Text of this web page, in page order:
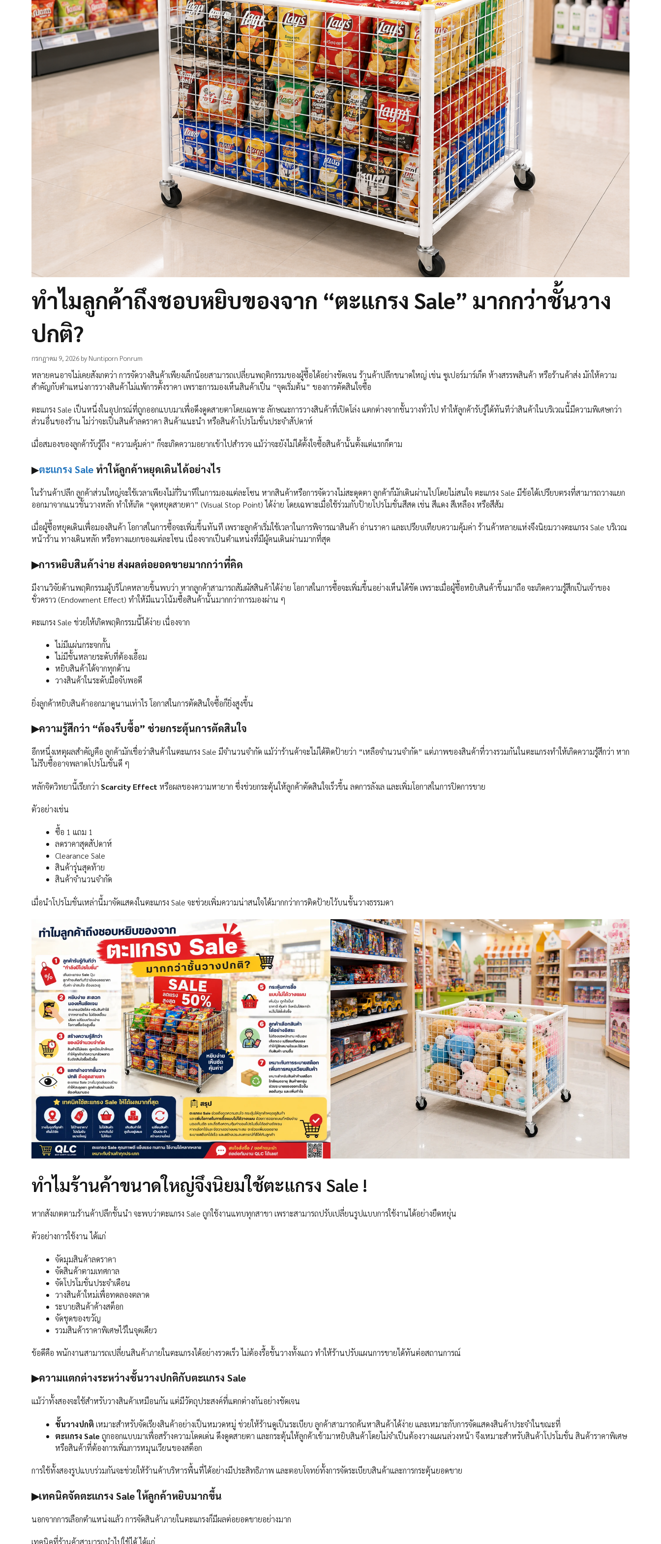
ทำไมลูกค้าถึงชอบหยิบของจาก “ตะแกรง Sale” มากกว่าชั้นวาง
ปกติ?
กรกฎาคม 9, 2026 by Nuntiporn Ponrum
หลายคนอาจไม่เคยสังเกตว่า การจัดวางสินค้าเพียงเล็กน้อยสามารถเปลี่ยนพฤติกรรมของผู้ซื้อได้อย่างชัดเจน ร้านค้าปลีกขนาดใหญ่ เช่น ซูเปอร์มาร์เก็ต ห้างสรรพสินค้า หรือร้านค้าส่ง มักให้ความ
สำคัญกับตำแหน่งการวางสินค้าไม่แพ้การตั้งราคา เพราะการมองเห็นสินค้าเป็น “จุดเริ่มต้น” ของการตัดสินใจซื้อ
ตะแกรง Sale เป็นหนึ่งในอุปกรณ์ที่ถูกออกแบบมาเพื่อดึงดูดสายตาโดยเฉพาะ ลักษณะการวางสินค้าที่เปิดโล่ง แตกต่างจากชั้นวางทั่วไป ทำให้ลูกค้ารับรู้ได้ทันทีว่าสินค้าในบริเวณนี้มีความพิเศษกว่า
ส่วนอื่นของร้าน ไม่ว่าจะเป็นสินค้าลดราคา สินค้าแนะนำ หรือสินค้าโปรโมชั่นประจำสัปดาห์
เมื่อสมองของลูกค้ารับรู้ถึง “ความคุ้มค่า” ก็จะเกิดความอยากเข้าไปสำรวจ แม้ว่าจะยังไม่ได้ตั้งใจซื้อสินค้านั้นตั้งแต่แรกก็ตาม
▶ตะแกรง Sale ทำให้ลูกค้าหยุดเดินได้อย่างไร
ในร้านค้าปลีก ลูกค้าส่วนใหญ่จะใช้เวลาเพียงไม่กี่วินาทีในการมองแต่ละโซน หากสินค้าหรือการจัดวางไม่สะดุดตา ลูกค้าก็มักเดินผ่านไปโดยไม่สนใจ ตะแกรง Sale มีข้อได้เปรียบตรงที่สามารถวางแยก
ออกมาจากแนวชั้นวางหลัก ทำให้เกิด “จุดหยุดสายตา” (Visual Stop Point) ได้ง่าย โดยเฉพาะเมื่อใช้ร่วมกับป้ายโปรโมชั่นสีสด เช่น สีแดง สีเหลือง หรือสีส้ม
เมื่อผู้ซื้อหยุดเดินเพื่อมองสินค้า โอกาสในการซื้อจะเพิ่มขึ้นทันที เพราะลูกค้าเริ่มใช้เวลาในการพิจารณาสินค้า อ่านราคา และเปรียบเทียบความคุ้มค่า ร้านค้าหลายแห่งจึงนิยมวางตะแกรง Sale บริเวณ
หน้าร้าน ทางเดินหลัก หรือทางแยกของแต่ละโซน เนื่องจากเป็นตำแหน่งที่มีผู้คนเดินผ่านมากที่สุด
▶การหยิบสินค้าง่าย ส่งผลต่อยอดขายมากกว่าที่คิด
มีงานวิจัยด้านพฤติกรรมผู้บริโภคหลายชิ้นพบว่า หากลูกค้าสามารถสัมผัสสินค้าได้ง่าย โอกาสในการซื้อจะเพิ่มขึ้นอย่างเห็นได้ชัด เพราะเมื่อผู้ซื้อหยิบสินค้าขึ้นมาถือ จะเกิดความรู้สึกเป็นเจ้าของ
ชั่วคราว (Endowment Effect) ทำให้มีแนวโน้มซื้อสินค้านั้นมากกว่าการมองผ่าน ๆ
ตะแกรง Sale ช่วยให้เกิดพฤติกรรมนี้ได้ง่าย เนื่องจาก
ไม่มีแผ่นกระจกกั้น
ไม่มีชั้นหลายระดับที่ต้องเอื้อม
หยิบสินค้าได้จากทุกด้าน
วางสินค้าในระดับมือจับพอดี
ยิ่งลูกค้าหยิบสินค้าออกมาดูนานเท่าไร โอกาสในการตัดสินใจซื้อก็ยิ่งสูงขึ้น
▶ความรู้สึกว่า “ต้องรีบซื้อ” ช่วยกระตุ้นการตัดสินใจ
อีกหนึ่งเหตุผลสำคัญคือ ลูกค้ามักเชื่อว่าสินค้าในตะแกรง Sale มีจำนวนจำกัด แม้ว่าร้านค้าจะไม่ได้ติดป้ายว่า “เหลือจำนวนจำกัด” แต่ภาพของสินค้าที่วางรวมกันในตะแกรงทำให้เกิดความรู้สึกว่า หาก
ไม่รีบซื้ออาจพลาดโปรโมชั่นดี ๆ
หลักจิตวิทยานี้เรียกว่า Scarcity Effect หรือผลของความหายาก ซึ่งช่วยกระตุ้นให้ลูกค้าตัดสินใจเร็วขึ้น ลดการลังเล และเพิ่มโอกาสในการปิดการขาย
ตัวอย่างเช่น
ซื้อ 1 แถม 1
ลดราคาสุดสัปดาห์
Clearance Sale
สินค้ารุ่นสุดท้าย
สินค้าจำนวนจำกัด
เมื่อนำโปรโมชั่นเหล่านี้มาจัดแสดงในตะแกรง Sale จะช่วยเพิ่มความน่าสนใจได้มากกว่าการติดป้ายไว้บนชั้นวางธรรมดา
ทำไมร้านค้าขนาดใหญ่จึงนิยมใช้ตะแกรง Sale !
หากสังเกตตามร้านค้าปลีกชั้นนำ จะพบว่าตะแกรง Sale ถูกใช้งานแทบทุกสาขา เพราะสามารถปรับเปลี่ยนรูปแบบการใช้งานได้อย่างยืดหยุ่น
ตัวอย่างการใช้งาน ได้แก่
จัดมุมสินค้าลดราคา
จัดสินค้าตามเทศกาล
จัดโปรโมชั่นประจำเดือน
วางสินค้าใหม่เพื่อทดลองตลาด
ระบายสินค้าค้างสต็อก
จัดชุดของขวัญ
รวมสินค้าราคาพิเศษไว้ในจุดเดียว
ข้อดีคือ พนักงานสามารถเปลี่ยนสินค้าภายในตะแกรงได้อย่างรวดเร็ว ไม่ต้องรื้อชั้นวางทั้งแถว ทำให้ร้านปรับแผนการขายได้ทันต่อสถานการณ์
▶ความแตกต่างระหว่างชั้นวางปกติกับตะแกรง Sale
แม้ว่าทั้งสองจะใช้สำหรับวางสินค้าเหมือนกัน แต่มีวัตถุประสงค์ที่แตกต่างกันอย่างชัดเจน
ชั้นวางปกติ เหมาะสำหรับจัดเรียงสินค้าอย่างเป็นหมวดหมู่ ช่วยให้ร้านดูเป็นระเบียบ ลูกค้าสามารถค้นหาสินค้าได้ง่าย และเหมาะกับการจัดแสดงสินค้าประจำในขณะที่
ตะแกรง Sale ถูกออกแบบมาเพื่อสร้างความโดดเด่น ดึงดูดสายตา และกระตุ้นให้ลูกค้าเข้ามาหยิบสินค้าโดยไม่จำเป็นต้องวางแผนล่วงหน้า จึงเหมาะสำหรับสินค้าโปรโมชั่น สินค้าราคาพิเศษ
หรือสินค้าที่ต้องการเพิ่มการหมุนเวียนของสต็อก
การใช้ทั้งสองรูปแบบร่วมกันจะช่วยให้ร้านค้าบริหารพื้นที่ได้อย่างมีประสิทธิภาพ และตอบโจทย์ทั้งการจัดระเบียบสินค้าและการกระตุ้นยอดขาย
▶เทคนิคจัดตะแกรง Sale ให้ลูกค้าหยิบมากขึ้น
นอกจากการเลือกตำแหน่งแล้ว การจัดสินค้าภายในตะแกรงก็มีผลต่อยอดขายอย่างมาก
เทคนิคที่ร้านค้าสามารถนำไปใช้ได้ ได้แก่